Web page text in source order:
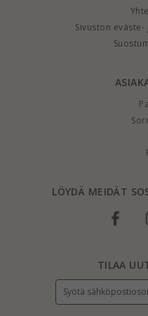
Sivuston
LÖYDÄ MEIDÄT
TILAA